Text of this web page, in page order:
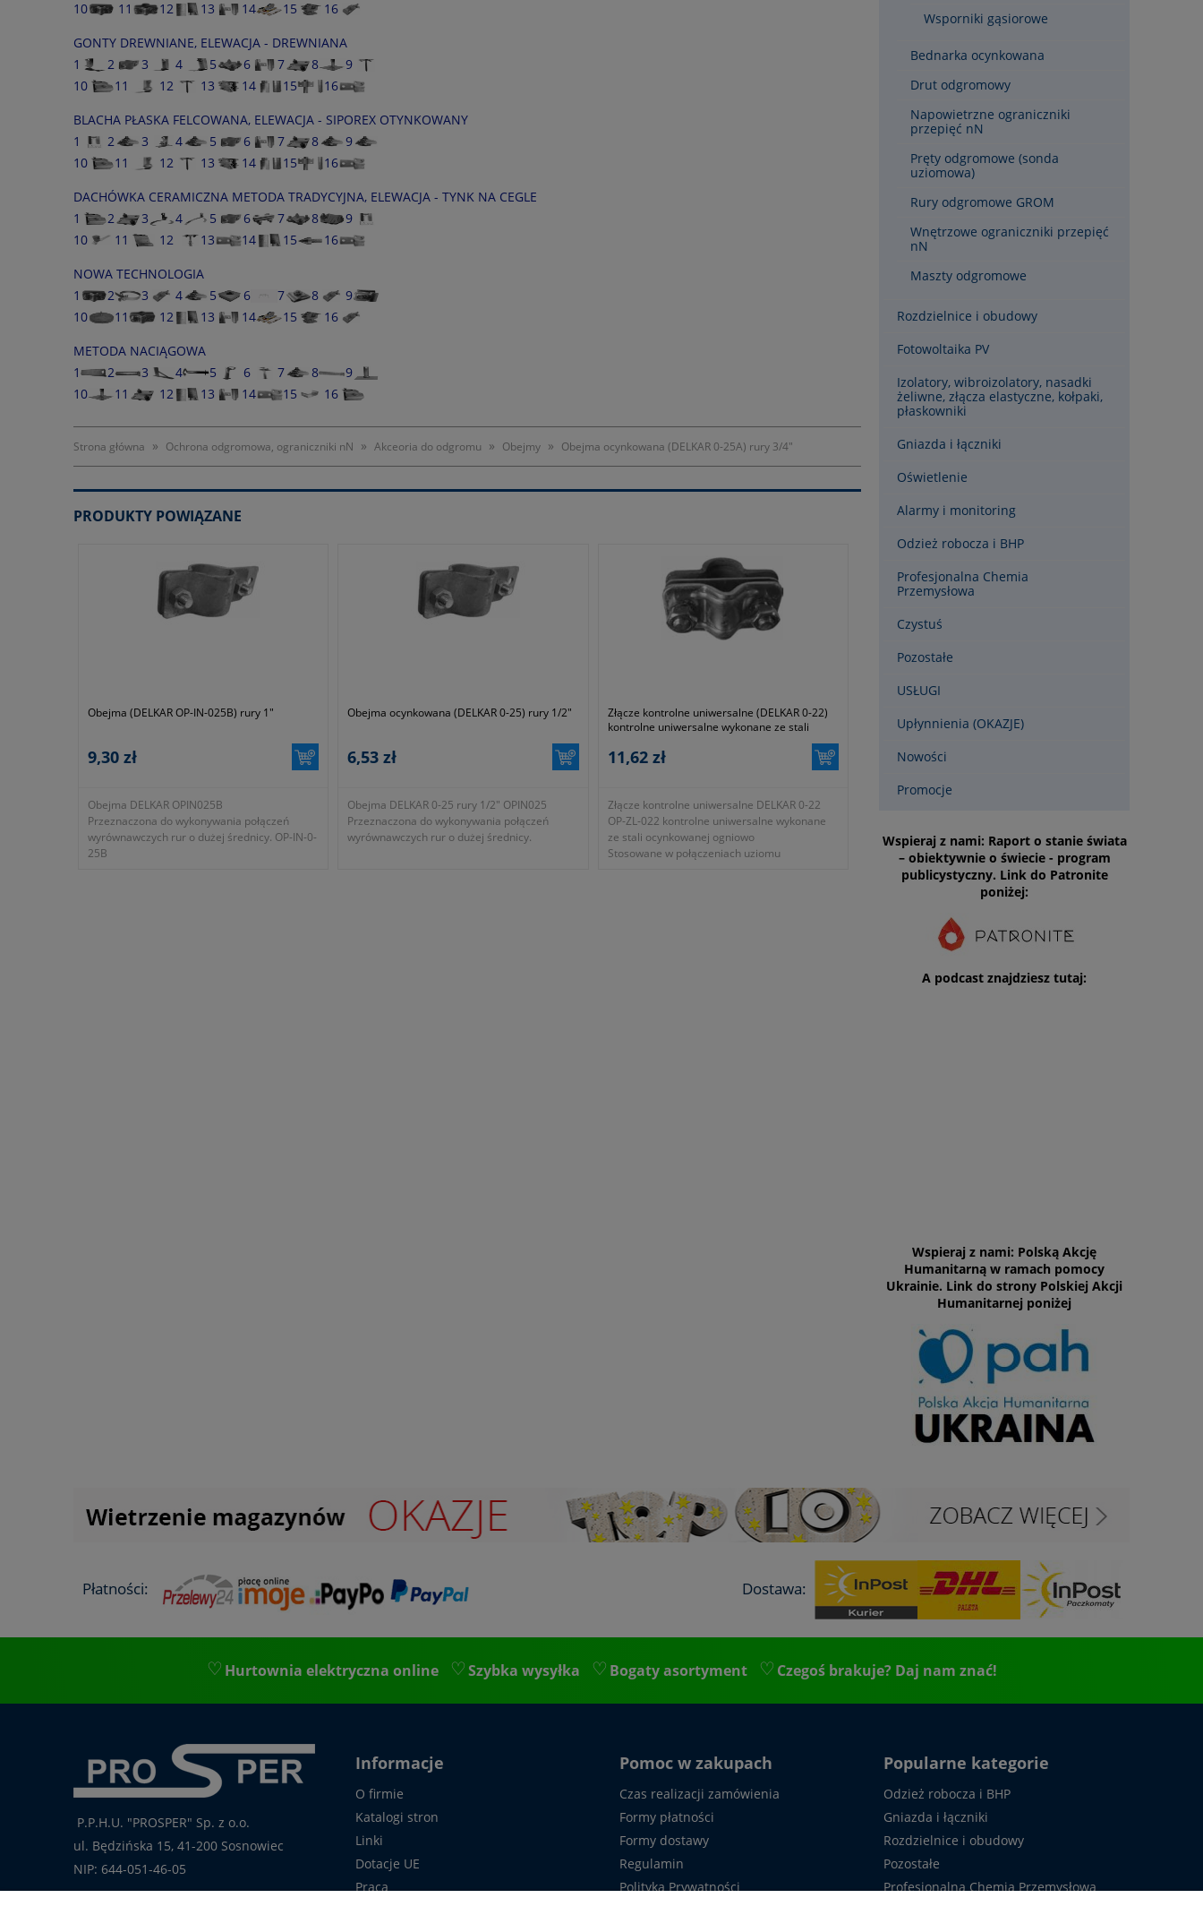
10
11 12 13 14 15
16
GONTY DREWNIANE, ELEWACJA - DREWNIANA
1
2 3 4 5 6 7 8
9
10
11 12 13 14 15
16
BLACHA PŁASKA FELCOWANA, ELEWACJA - SIPOREX OTYNKOWANY
1
2 3 4 5 6 7 8
9
10
11 12 13 14 15
16
DACHÓWKA CERAMICZNA METODA TRADYCYJNA, ELEWACJA - TYNK NA CEGLE
1
2 3 4 5 6 7 8
9
10
11 12 13 14 15
16
NOWA TECHNOLOGIA
1
2 3 4 5 6 7 8
9
10
11 12 13 14 15
16
METODA NACIĄGOWA
1
2 3 4 5 6 7 8
9
10
11 12 13 14 15 16
Strona główna » Ochrona odgromowa, ograniczniki nN » Akceoria do odgromu » Obejmy » Obejma ocynkowana (DELKAR 0-25A) rury 3/4"
PRODUKTY POWIĄZANE
Obejma (DELKAR OP-IN-025B) rury 1"
9,30 zł
Obejma DELKAR OPIN025B
Przeznaczona do wykonywania połączeń
wyrównawczych rur o dużej średnicy. OP-IN-0-
25B
Obejma ocynkowana (DELKAR 0-25) rury 1/2"
6,53 zł
Obejma DELKAR 0-25 rury 1/2" OPIN025
Przeznaczona do wykonywania połączeń
wyrównawczych rur o dużej średnicy.
Złącze kontrolne uniwersalne (DELKAR 0-22)
kontrolne uniwersalne wykonane ze stali
11,62 zł
Złącze kontrolne uniwersalne DELKAR 0-22
OP-ZL-022 kontrolne uniwersalne wykonane
ze stali ocynkowanej ogniowo
Stosowane w połączeniach uziomu
Wsporniki gąsiorowe
Bednarka ocynkowana
Drut odgromowy
Napowietrzne ograniczniki
przepięć nN
Pręty odgromowe (sonda
uziomowa)
Rury odgromowe GROM
Wnętrzowe ograniczniki przepięć
nN
Maszty odgromowe
Rozdzielnice i obudowy
Fotowoltaika PV
Izolatory, wibroizolatory, nasadki
żeliwne, złącza elastyczne, kołpaki,
płaskowniki
Gniazda i łączniki
Oświetlenie
Alarmy i monitoring
Odzież robocza i BHP
Profesjonalna Chemia
Przemysłowa
Czystuś
Pozostałe
USŁUGI
Upłynnienia (OKAZJE)
Nowości
Promocje
Wspieraj z nami: Raport o stanie świata
– obiektywnie o świecie - program
publicystyczny. Link do Patronite
poniżej:
A podcast znajdziesz tutaj:
Wspieraj z nami: Polską Akcję
Humanitarną w ramach pomocy
Ukrainie. Link do strony Polskiej Akcji
Humanitarnej poniżej
Płatności: Dostawa:
Hurtownia elektryczna online Szybka wysyłka Bogaty asortyment Czegoś brakuje? Daj nam znać!
P.P.H.U. "PROSPER" Sp. z o.o.
ul. Będzińska 15, 41-200 Sosnowiec
NIP: 644-051-46-05
Informacje
O firmie
Katalogi stron
Linki
Dotacje UE
Praca
Pomoc w zakupach
Czas realizacji zamówienia
Formy płatności
Formy dostawy
Regulamin
Polityka Prywatności
Popularne kategorie
Odzież robocza i BHP
Gniazda i łączniki
Rozdzielnice i obudowy
Pozostałe
Profesjonalna Chemia Przemysłowa